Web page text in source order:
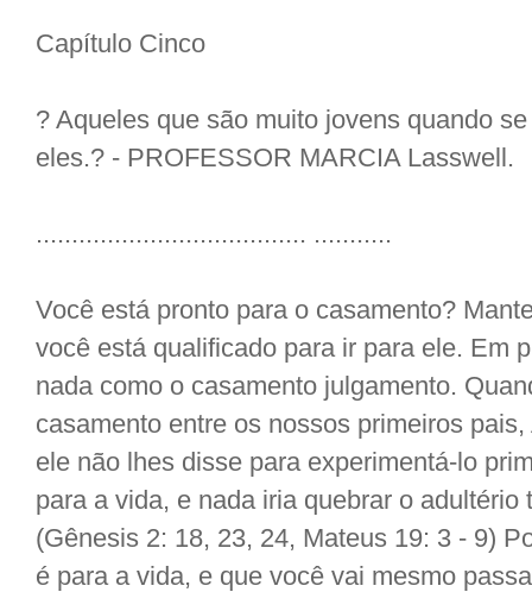
Capítulo Cinco
? Aqueles que são muito jovens quando
eles.? - PROFESSOR MARCIA Lasswell.
...................................... ...........
Você está pronto para o casamento?
você está qualificado para ir para ele. Em
nada como o casamento julgamento.
casamento entre os nossos primeiros
ele não lhes disse para experimentá-lo
para a vida, e nada iria quebrar o adultério
(Gênesis 2: 18, 23, 24, Mateus 19: 3 - 9)
é para a vida, e que você vai mesmo